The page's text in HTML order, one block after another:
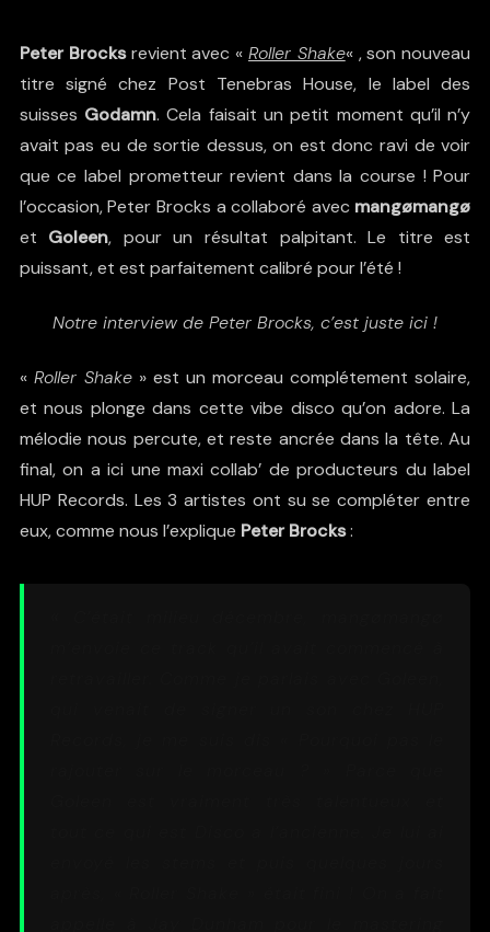
Peter Brocksrevient avec « Roller Shake« , son nouveau
titre signé chez Post Tenebras House, le label des
suisses Godamn. Cela faisait un petit moment qu’il n’y
avait pas eu de sortie dessus, on est donc ravi de voir
que ce label prometteur revient dans la course ! Pour
l’occasion, Peter Brocks a collaboré avec mangømangø
et Goleen, pour un résultat palpitant. Le titre est
puissant, et est parfaitement calibré pour l’été !
Notre interview de Peter Brocks, c’est juste ici !
« Roller Shake» est un morceau complétement solaire,
et nous plonge dans cette vibe disco qu’on adore. La
mélodie nous percute, et reste ancrée dans la tête. Au
final, on a ici une maxi collab’ de producteurs du label
HUP Records. Les 3 artistes ont su se compléter entre
eux, comme nous l’explique Peter Brocks: